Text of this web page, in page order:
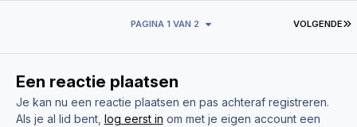
VOLGENDE
PAGINA 1 VAN 2
Een reactie plaatsen
Je kan nu een reactie plaatsen en pas achteraf registreren.
Als je al lid bent, log eerst in om met je eigen account een